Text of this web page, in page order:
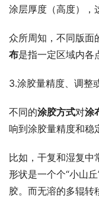
涂层厚度（高度），
众所周知，不同版面
布是指一定区域内各
3.涂胶量精度、调整
不同的涂胶方式对涂
响到涂胶量精度和稳
比如，干复和湿复中
形状是一个个“小山
胶。而无溶的多辊转